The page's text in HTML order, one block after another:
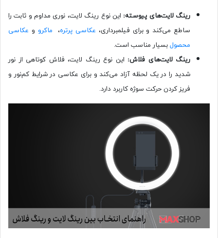
رینگ لایت‌های پیوسته: این نوع رینگ لایت، نوری مداوم و ثابت را
ساطع می‌کند و برای فیلمبرداری، عکاسی پرتره، ماکرو و عکاسی
محصول بسیار مناسب است.
رینگ لایت‌های فلاش: این نوع رینگ لایت، فلاش کوتاهی از نور
شدید را در یک لحظه آزاد می‌کند و برای عکاسی در شرایط کم‌نور و
فریز کردن حرکت سوژه کاربرد دارد.